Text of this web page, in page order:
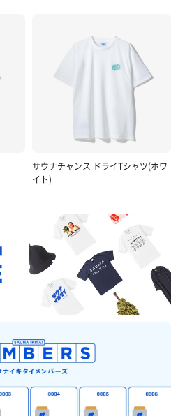
サウナチャンス ドライTシャツ(ホワ
イト)